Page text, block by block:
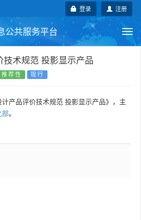
注册
登录
公共服务平台
行业标准 地方标准
技术委员会
技术规范 投影显示产品
推荐性 现行
产品评价技术规范 投影显示产品》，主
部。